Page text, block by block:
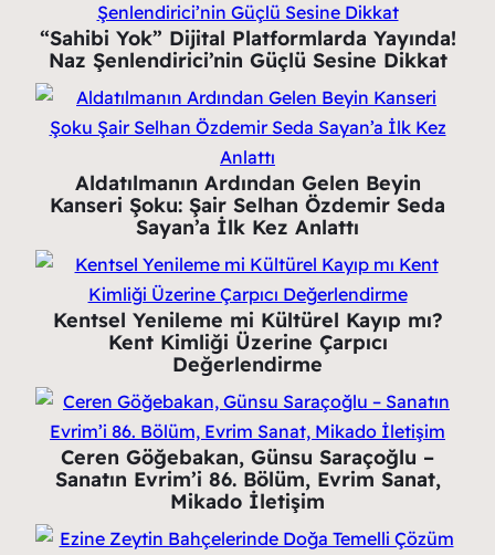
“Sahibi Yok” Dijital Platformlarda Yayında!
Naz Şenlendirici’nin Güçlü Sesine Dikkat
Aldatılmanın Ardından Gelen Beyin
Kanseri Şoku: Şair Selhan Özdemir Seda
Sayan’a İlk Kez Anlattı
Kentsel Yenileme mi Kültürel Kayıp mı?
Kent Kimliği Üzerine Çarpıcı
Değerlendirme
Ceren Göğebakan, Günsu Saraçoğlu –
Sanatın Evrim’i 86. Bölüm, Evrim Sanat,
Mikado İletişim